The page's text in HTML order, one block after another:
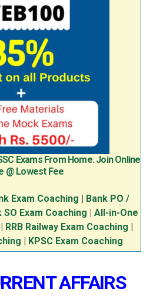
Exams From Home. Join Online
@ Lowest Fee
Exam Coaching
Bank PO /
SO Exam Coaching
All-in-One
RRB Railway Exam Coaching
KPSC Exam Coaching
AFFAIRS